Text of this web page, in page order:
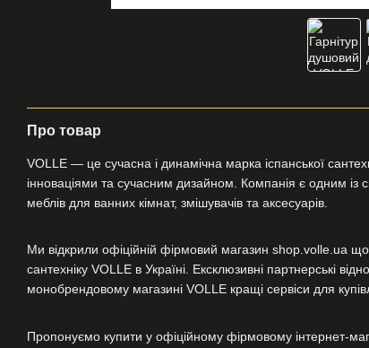
Про товар
VOLLE — це сучасна і динамічна марка іспанської
інноваціями та сучасним дизайном. Компанія є одним із
меблів для ванних кімнат, змішувачів та аксесуарів.
Ми відкрили офіційній фірмовий магазин shop.volle.ua
сантехніку VOLLE в Україні. Ексклюзивні партнерські
монобрендовому магазині VOLLE кращі сервіси для
Пропонуємо купити у офіційному фірмовому інтернет-